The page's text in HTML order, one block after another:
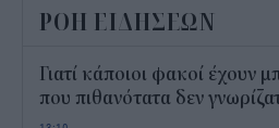
ΡΟΗ ΕΙΔΗΣΕΩΝ
Γιατί κάποιοι φακοί έχουν
που πιθανότατα δεν